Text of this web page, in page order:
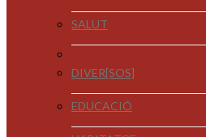
SALUT
DIVER[SOS]
EDUCACIÓ